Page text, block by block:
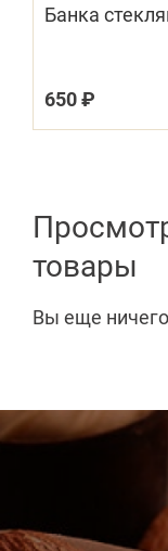
Банка
650 ₽
товары
Вы еще